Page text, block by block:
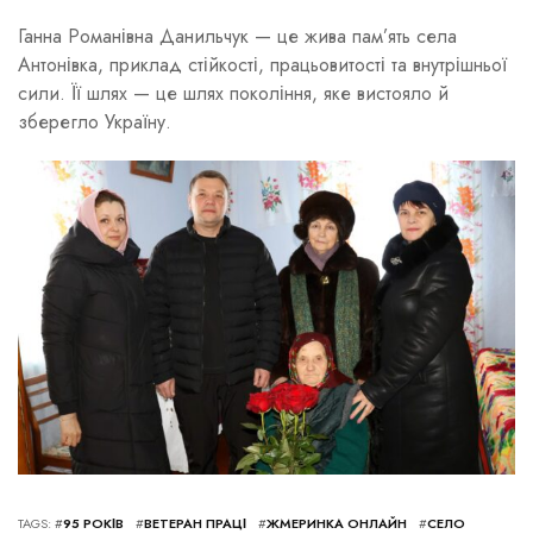
Ганна Романівна Данильчук — це жива пам’ять села
Антонівка, приклад стійкості, працьовитості та внутрішньої
сили. Її шлях — це шлях покоління, яке вистояло й
зберегло Україну.
TAGS: #95 РОКІВ #ВЕТЕРАН ПРАЦІ #ЖМЕРИНКА ОНЛАЙН #СЕЛО